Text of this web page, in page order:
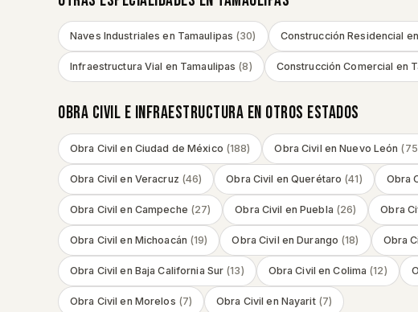
Naves Industriales en Tamaulipas (30) Construcción Residencial en
Infraestructura Vial en Tamaulipas (8) Construcción Comercial en
OBRA CIVIL E INFRAESTRUCTURA EN OTROS ESTADOS
Obra Civil en Ciudad de México (188) Obra Civil enNuevo León (75
Obra Civil en Veracruz (46) Obra Civil en Querétaro (41) Obra
Obra Civil en Campeche (27) Obra Civil en Puebla (26) Obra
Obra Civil en Michoacán (19) Obra Civil enDurango (18) Obra
Obra Civil en Baja California Sur (13) Obra Civil enColima (12)
Obra Civil en Morelos (7) Obra Civil en Nayarit (7)